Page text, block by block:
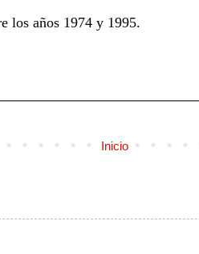
los años 1974 y 1995.
Inicio